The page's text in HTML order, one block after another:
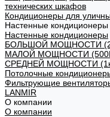
технических шкафов
Кондиционеры для
Настенные кондиционеры
Настенные кондиционеры
БОЛЬШОЙ МОЩНОСТИ
МАЛОЙ МОЩНОСТИ
СРЕДНЕЙ МОЩНОСТИ
Потолочные
Фильтрующие
LANMIR
О компании
О компании